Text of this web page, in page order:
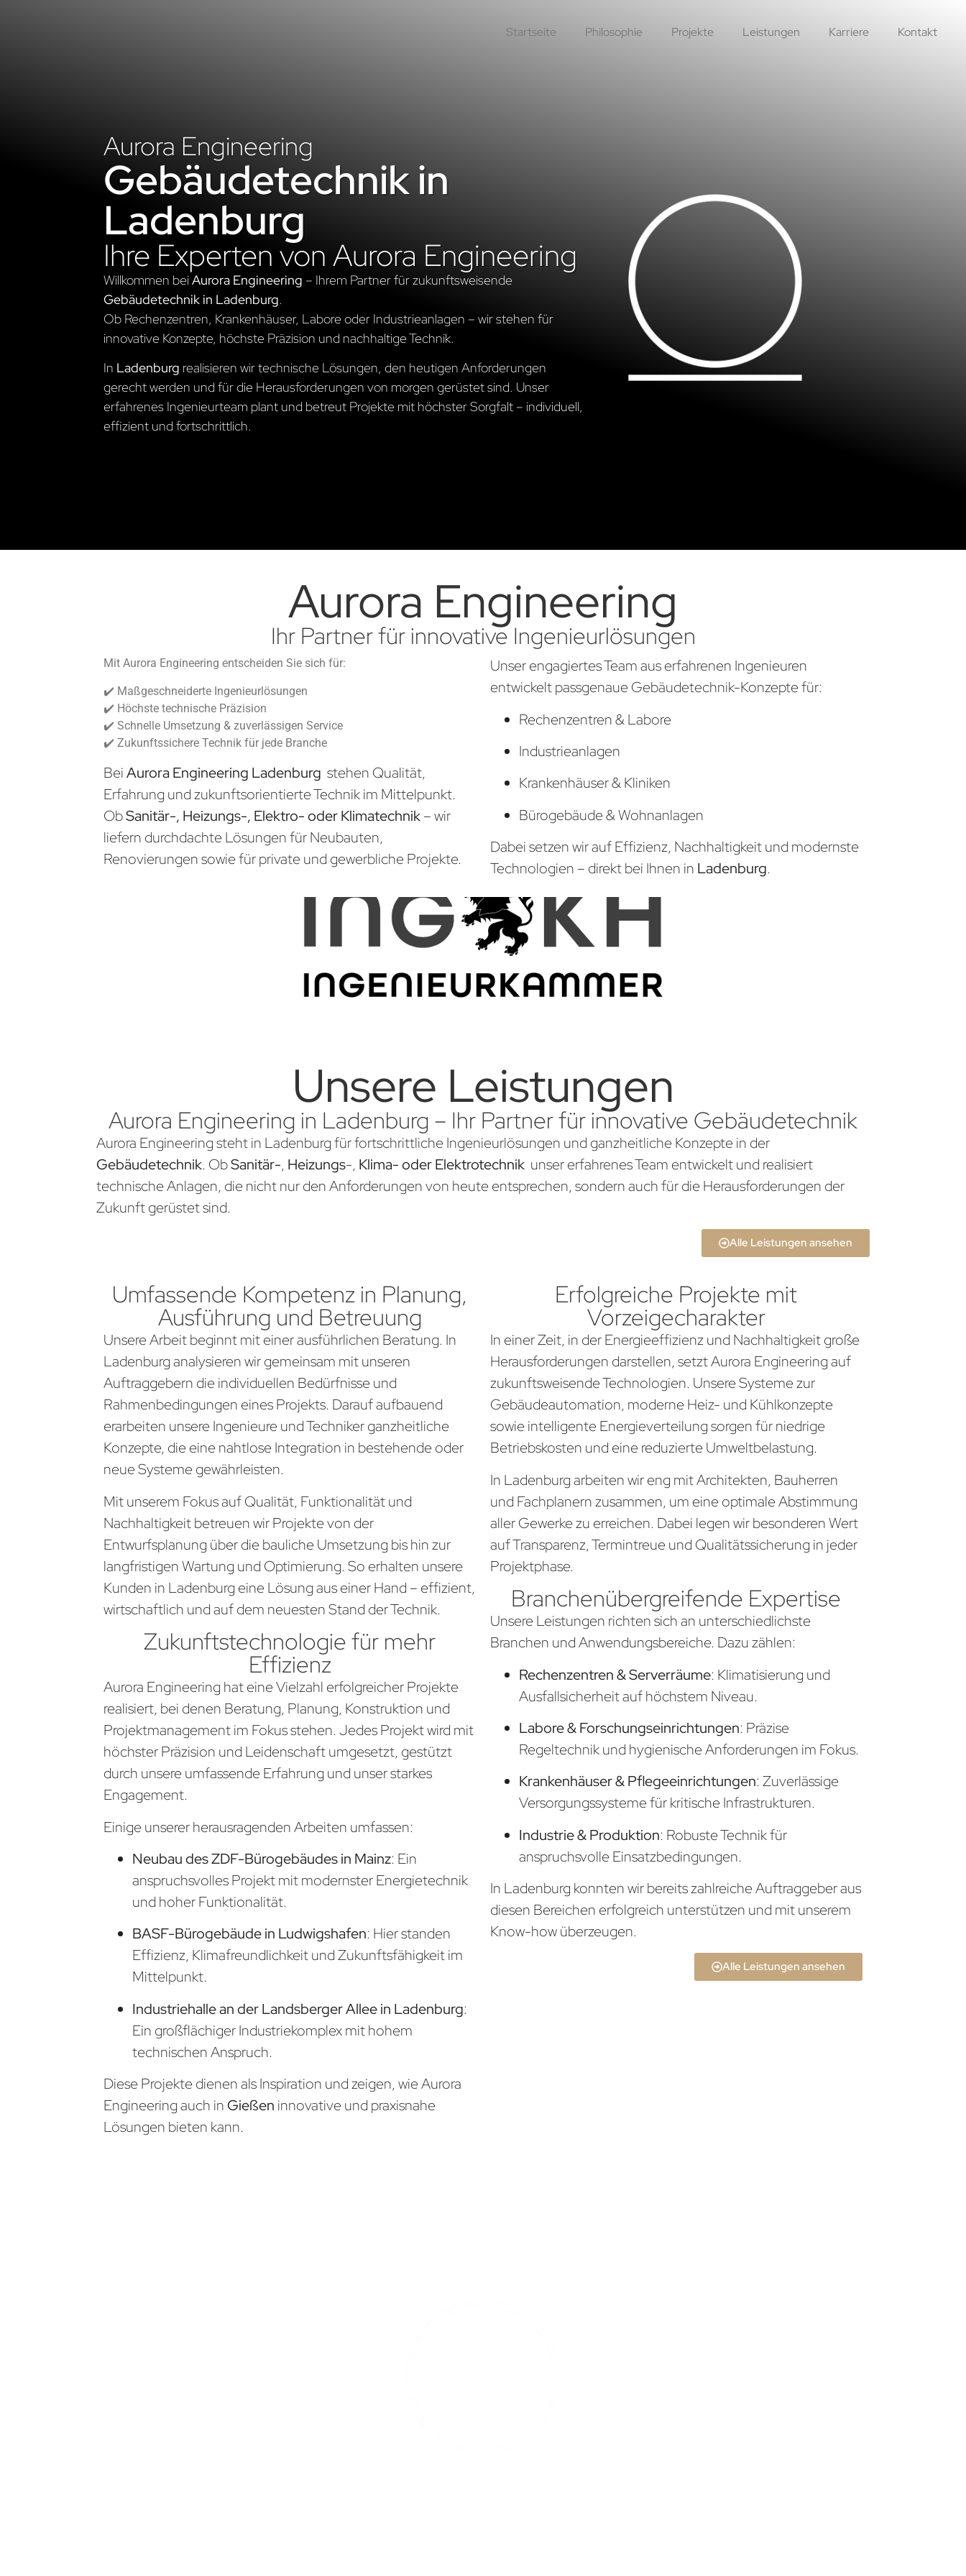
Startseite Philosophie Projekte Leistungen Karriere Kontakt
Aurora Engineering
Gebäudetechnik in
Ladenburg
Ihre Experten von Aurora Engineering
Willkommen beiAurora Engineering – Ihrem Partner für zukunftsweisende
Gebäudetechnik in Ladenburg.
Ob Rechenzentren, Krankenhäuser, Labore oder Industrieanlagen – wir stehen für
innovative Konzepte, höchste Präzision und nachhaltige Technik.
In Ladenburg realisieren wir technische Lösungen, den heutigen Anforderungen
gerecht werden und für die Herausforderungen von morgen gerüstet sind. Unser
erfahrenes Ingenieurteam plant und betreut Projekte mit höchster Sorgfalt – individuell,
effizient und fortschrittlich.
Aurora Engineering
Ihr Partner für innovative Ingenieurlösungen
Mit Aurora Engineering entscheiden Sie sich für:
✔️ Maßgeschneiderte Ingenieurlösungen
✔️ Höchste technische Präzision
✔️ Schnelle Umsetzung & zuverlässigen Service
✔️ Zukunftssichere Technik für jede Branche
BeiAurora Engineering Ladenburg stehen Qualität,
Erfahrung und zukunftsorientierte Technik im Mittelpunkt.
ObSanitär-, Heizungs-, Elektro- oder Klimatechnik– wir
liefern durchdachte Lösungen für Neubauten,
Renovierungen sowie für private und gewerbliche Projekte.
Unser engagiertes Team aus erfahrenen Ingenieuren
entwickelt passgenaue Gebäudetechnik-Konzepte für:
Rechenzentren & Labore
Industrieanlagen
Krankenhäuser & Kliniken
Bürogebäude & Wohnanlagen
Dabei setzen wir auf Effizienz, Nachhaltigkeit und modernste
Technologien – direkt bei Ihnen in Ladenburg.
Unsere Leistungen
Aurora Engineering in Ladenburg – Ihr Partner für innovative Gebäudetechnik
Aurora Engineering steht in Ladenburg für fortschrittliche Ingenieurlösungen und ganzheitliche Konzepte in der
Gebäudetechnik. ObSanitär-, Heizungs-, Klima- oder Elektrotechnik unser erfahrenes Team entwickelt und realisiert
technische Anlagen, die nicht nur den Anforderungen von heute entsprechen, sondern auch für die Herausforderungen der
Zukunft gerüstet sind.
Alle Leistungen ansehen
Umfassende Kompetenz in Planung,
Ausführung und Betreuung
Unsere Arbeit beginnt mit einer ausführlichen Beratung. In
Ladenburg analysieren wir gemeinsam mit unseren
Auftraggebern die individuellen Bedürfnisse und
Rahmenbedingungen eines Projekts. Darauf aufbauend
erarbeiten unsere Ingenieure und Techniker ganzheitliche
Konzepte, die eine nahtlose Integration in bestehende oder
neue Systeme gewährleisten.
Mit unserem Fokus auf Qualität, Funktionalität und
Nachhaltigkeit betreuen wir Projekte von der
Entwurfsplanung über die bauliche Umsetzung bis hin zur
langfristigen Wartung und Optimierung. So erhalten unsere
Kunden in Ladenburg eine Lösung aus einer Hand – effizient,
wirtschaftlich und auf dem neuesten Stand der Technik.
Zukunftstechnologie für mehr
Effizienz
Aurora Engineering hat eine Vielzahl erfolgreicher Projekte
realisiert, bei denen Beratung, Planung, Konstruktion und
Projektmanagement im Fokus stehen. Jedes Projekt wird mit
höchster Präzision und Leidenschaft umgesetzt, gestützt
durch unsere umfassende Erfahrung und unser starkes
Engagement.
Einige unserer herausragenden Arbeiten umfassen:
Neubau des ZDF-Bürogebäudes in Mainz: Ein
anspruchsvolles Projekt mit modernster Energietechnik
und hoher Funktionalität.
BASF-Bürogebäude in Ludwigshafen: Hier standen
Effizienz, Klimafreundlichkeit und Zukunftsfähigkeit im
Mittelpunkt.
Industriehalle an der Landsberger Allee in Ladenburg:
Ein großflächiger Industriekomplex mit hohem
technischen Anspruch.
Diese Projekte dienen als Inspiration und zeigen, wie Aurora
Engineering auch in Gießen innovative und praxisnahe
Lösungen bieten kann.
Erfolgreiche Projekte mit
Vorzeigecharakter
In einer Zeit, in der Energieeffizienz und Nachhaltigkeit große
Herausforderungen darstellen, setzt Aurora Engineering auf
zukunftsweisende Technologien. Unsere Systeme zur
Gebäudeautomation, moderne Heiz- und Kühlkonzepte
sowie intelligente Energieverteilung sorgen für niedrige
Betriebskosten und eine reduzierte Umweltbelastung.
In Ladenburg arbeiten wir eng mit Architekten, Bauherren
und Fachplanern zusammen, um eine optimale Abstimmung
aller Gewerke zu erreichen. Dabei legen wir besonderen Wert
auf Transparenz, Termintreue und Qualitätssicherung in jeder
Projektphase.
Branchenübergreifende Expertise
Unsere Leistungen richten sich an unterschiedlichste
Branchen und Anwendungsbereiche. Dazu zählen:
Rechenzentren & Serverräume: Klimatisierung und
Ausfallsicherheit auf höchstem Niveau.
Labore & Forschungseinrichtungen: Präzise
Regeltechnik und hygienische Anforderungen im Fokus.
Krankenhäuser & Pflegeeinrichtungen: Zuverlässige
Versorgungssysteme für kritische Infrastrukturen.
Industrie & Produktion: Robuste Technik für
anspruchsvolle Einsatzbedingungen.
In Ladenburg konnten wir bereits zahlreiche Auftraggeber aus
diesen Bereichen erfolgreich unterstützen und mit unserem
Know-how überzeugen.
Alle Leistungen ansehen